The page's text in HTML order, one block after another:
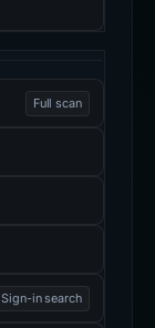
Full scan
Sign-in search